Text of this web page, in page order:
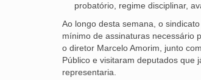
probatório, regime disciplinar,
Ao longo desta semana, o
mínimo de assinaturas necessário
o diretor Marcelo Amorim, junto
Público e visitaram deputados que
representaria.